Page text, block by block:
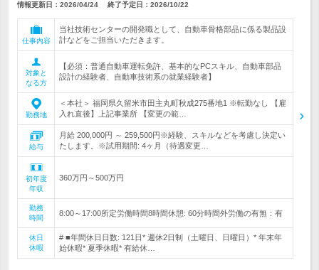
情報更新日：2026/04/24 終了予定日： 2026/10/22
仕事内容
当社技術センターの開発職として、自動車骨格部品に係る製品設
計などをご担当いただきます。
対象と
なる方
【必須：普通自動車運転免許、基本的なPCスキル、自動車部品
設計の経験者、自動車技術系の就業経験者】
勤務地
＜本社＞ 福岡県久留米市田主丸町秋成275番地1 ※転勤なし 【雇
入れ直後】上記事業所 【変更の範…
給与
月給 200,000円 ～ 259,500円※経験、スキルなどを考慮し決定い
たします。※試用期間: 4ヶ月（待遇変更…
初年度
年収
360万円～500万円
勤務
時間
8:00～17:00所定労働時間8時間休憩: 60分時間外労働の有無：有
休日
休暇
# ■年間休日日数: 121日* 週休2日制（土曜日、日曜日）* 年末年
始休暇* 夏季休暇* 有給休…